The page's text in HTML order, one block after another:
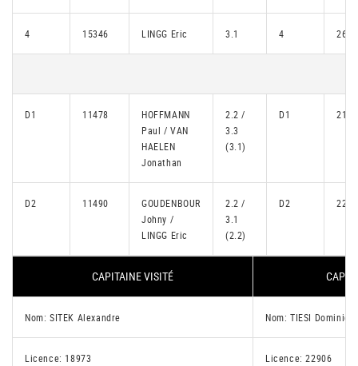
4 15346 LINGG Eric 3.1 4
D1 11478
HOFFMANN
Paul / VAN
HAELEN
Jonathan
2.2 /
3.3
(3.1)
D1
D2 11490
GOUDENBOUR
Johny /
LINGG Eric
2.2 /
3.1
(2.2)
D2
CAPITAINE VISITÉ
Nom: SITEK Alexandre Nom: TIESI
Licence: 18973 Licence: 22906